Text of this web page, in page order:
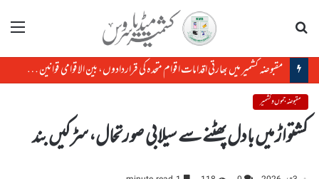
مینو
مقبوضہ کشمیر میں بھارتی اقدامات اقوام متحدہ کی قراردادوں، بین الاقوامی قوانین کے منافی ہیں،رضوان سعید شیخ
مقبوضہ جموں و کشمیر
کشتواڑ میں بادل پھٹنے سے سیلابی صورتحال، سڑکیں بند